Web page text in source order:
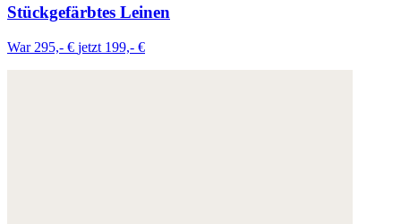
Stückgefärbtes Leinen
War 295,- € jetzt 199,- €